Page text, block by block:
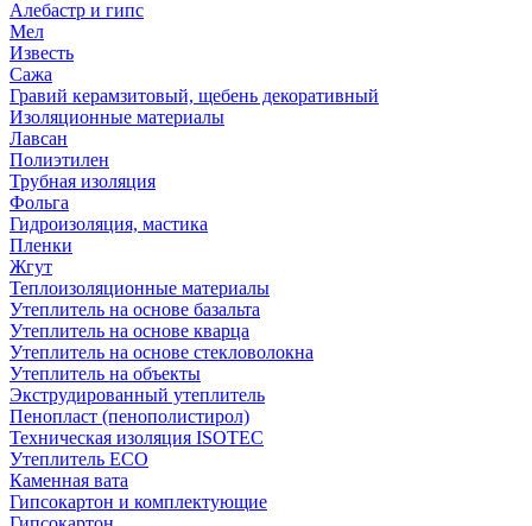
Алебастр и гипс
Мел
Известь
Сажа
Гравий керамзитовый, щебень декоративный
Изоляционные материалы
Лавсан
Полиэтилен
Трубная изоляция
Фольга
Гидроизоляция, мастика
Пленки
Жгут
Теплоизоляционные материалы
Утеплитель на основе базальта
Утеплитель на основе кварца
Утеплитель на основе стекловолокна
Утеплитель на объекты
Экструдированный утеплитель
Пенопласт (пенополистирол)
Техническая изоляция ISOTEC
Утеплитель ECO
Каменная вата
Гипсокартон и комплектующие